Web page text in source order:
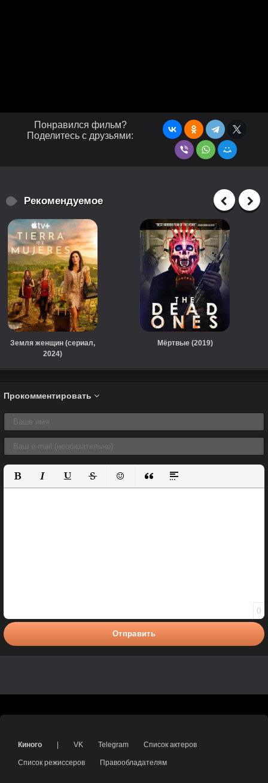
Понравился фильм?
Поделитесь с друзьями:
Рекомендуемое
Земля женщин (сериал,
2024)
Мёртвые (2019)
Прокомментировать
Полужирный
КурсивПодчеркнутый
ЗачеркнутыйВставить смайлик
Вставка цитаты
Вставка спойлера
0
Отправить
Киного VK Telegram Список актеров
Список режиссеров Правообладателям